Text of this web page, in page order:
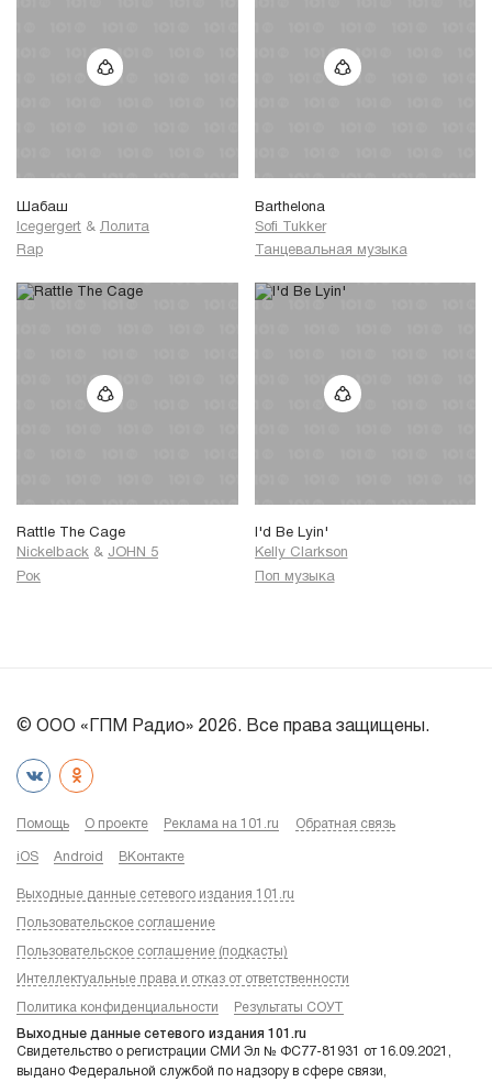
Шабаш
Icegergert & Лолита
Rap
Barthelona
Sofi Tukker
Танцевальная музыка
Rattle The Cage
Nickelback & JOHN 5
Рок
I'd Be Lyin'
Kelly Clarkson
Поп музыка
© ООО «ГПМ Радио» 2026. Все права защищены.
Помощь О проекте Реклама на 101.ru Обратная связь
iOS Android ВКонтакте
Выходные данные сетевого издания 101.ru
Пользовательское соглашение
Пользовательское соглашение (подкасты)
Интеллектуальные права и отказ от ответственности
Политика конфиденциальности Результаты СОУТ
Выходные данные сетевого издания 101.ru
Свидетельство о регистрации СМИ Эл № ФС77-81931 от 16.09.2021,
выдано Федеральной службой по надзору в сфере связи,